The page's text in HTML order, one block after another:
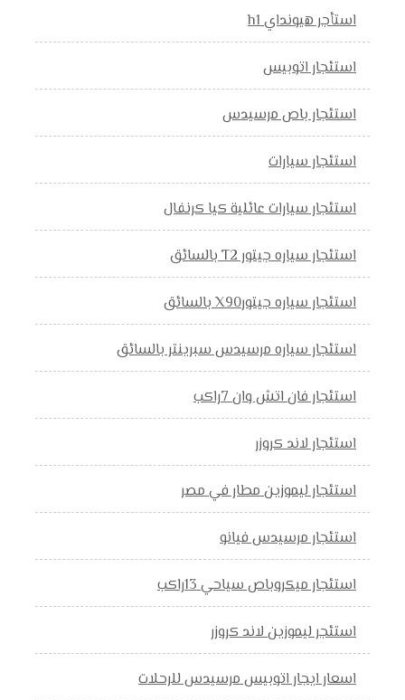
استأجر هيونداي h1
استئجار اتوبيس
استئجار باص مرسيدس
استئجار سيارات
استئجار سيارات عائلية كيا كرنفال
استئجار سياره جيتور T2 بالسائق
استئجار سياره جيتورX90 بالسائق
استئجار سياره مرسيدس سبرينتر بالسائق
استئجار فان اتش وان 7راكب
استئجار لاند كروزر
استئجار ليموزين مطار في مصر
استئجار مرسيدس فيانو
استئجار ميكروباص سياحي 13راكب
استئجر ليموزين لاند كروزر
اسعار ايجار اتوبيس مرسيدس للرحلات